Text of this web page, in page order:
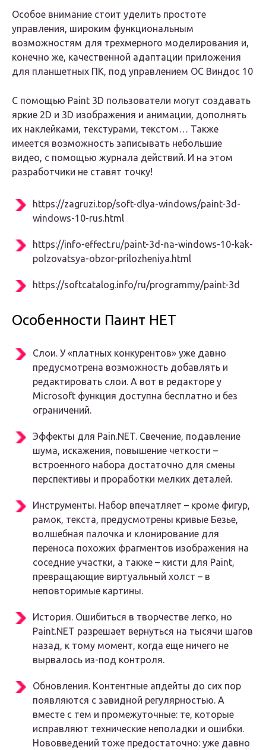
Особое внимание стоит уделить простоте
управления, широким функциональным
возможностям для трехмерного моделирования и,
конечно же, качественной адаптации приложения
для планшетных ПК, под управлением ОС Виндос 10
С помощью Paint 3D пользователи могут создавать
яркие 2D и 3D изображения и анимации, дополнять
их наклейками, текстурами, текстом… Также
имеется возможность записывать небольшие
видео, с помощью журнала действий. И на этом
разработчики не ставят точку!
https://zagruzi.top/soft-dlya-windows/paint-3d-
windows-10-rus.html
https://info-effect.ru/paint-3d-na-windows-10-kak-
polzovatsya-obzor-prilozheniya.html
https://softcatalog.info/ru/programmy/paint-3d
Особенности Паинт НЕТ
Слои. У «платных конкурентов» уже давно
предусмотрена возможность добавлять и
редактировать слои. А вот в редакторе у
Microsoft функция доступна бесплатно и без
ограничений.
Эффекты для Pain.NET. Свечение, подавление
шума, искажения, повышение четкости –
встроенного набора достаточно для смены
перспективы и проработки мелких деталей.
Инструменты. Набор впечатляет – кроме фигур,
рамок, текста, предусмотрены кривые Безье,
волшебная палочка и клонирование для
переноса похожих фрагментов изображения на
соседние участки, а также – кисти для Paint,
превращающие виртуальный холст – в
неповторимые картины.
История. Ошибиться в творчестве легко, но
Paint.NET разрешает вернуться на тысячи шагов
назад, к тому момент, когда еще ничего не
вырвалось из-под контроля.
Обновления. Контентные апдейты до сих пор
появляются с завидной регулярностью. А
вместе с тем и промежуточные: те, которые
исправляют технические неполадки и ошибки.
Нововведений тоже предостаточно: уже давно